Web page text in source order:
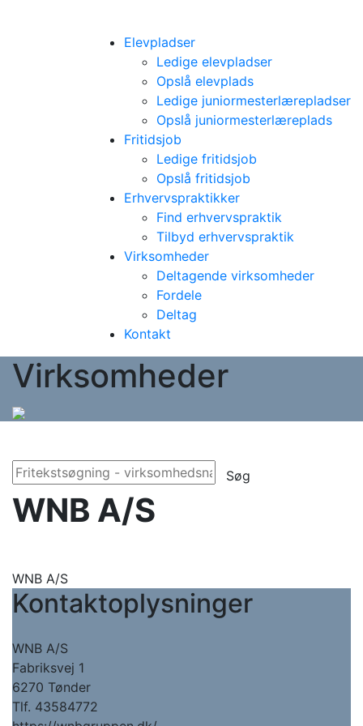
Elevpladser
Ledige elevpladser
Opslå elevplads
Ledige juniormesterlærepladser
Opslå juniormesterlæreplads
Fritidsjob
Ledige fritidsjob
Opslå fritidsjob
Erhvervspraktikker
Find erhvervspraktik
Tilbyd erhvervspraktik
Virksomheder
Deltagende virksomheder
Fordele
Deltag
Kontakt
Virksomheder
Søg
WNB A/S
WNB A/S
Kontaktoplysninger
WNB A/S
Fabriksvej 1
6270 Tønder
Tlf. 43584772